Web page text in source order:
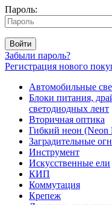
Пароль:
Войти
Забыли пароль?
Регистрация нового
Автомобильные
Блоки питания,
светодиодных лент
Вторичная оптика
Гибкий неон (Neon
Заградительные
Инструмент
Искусственные ели
КИП
Коммутация
Крепеж